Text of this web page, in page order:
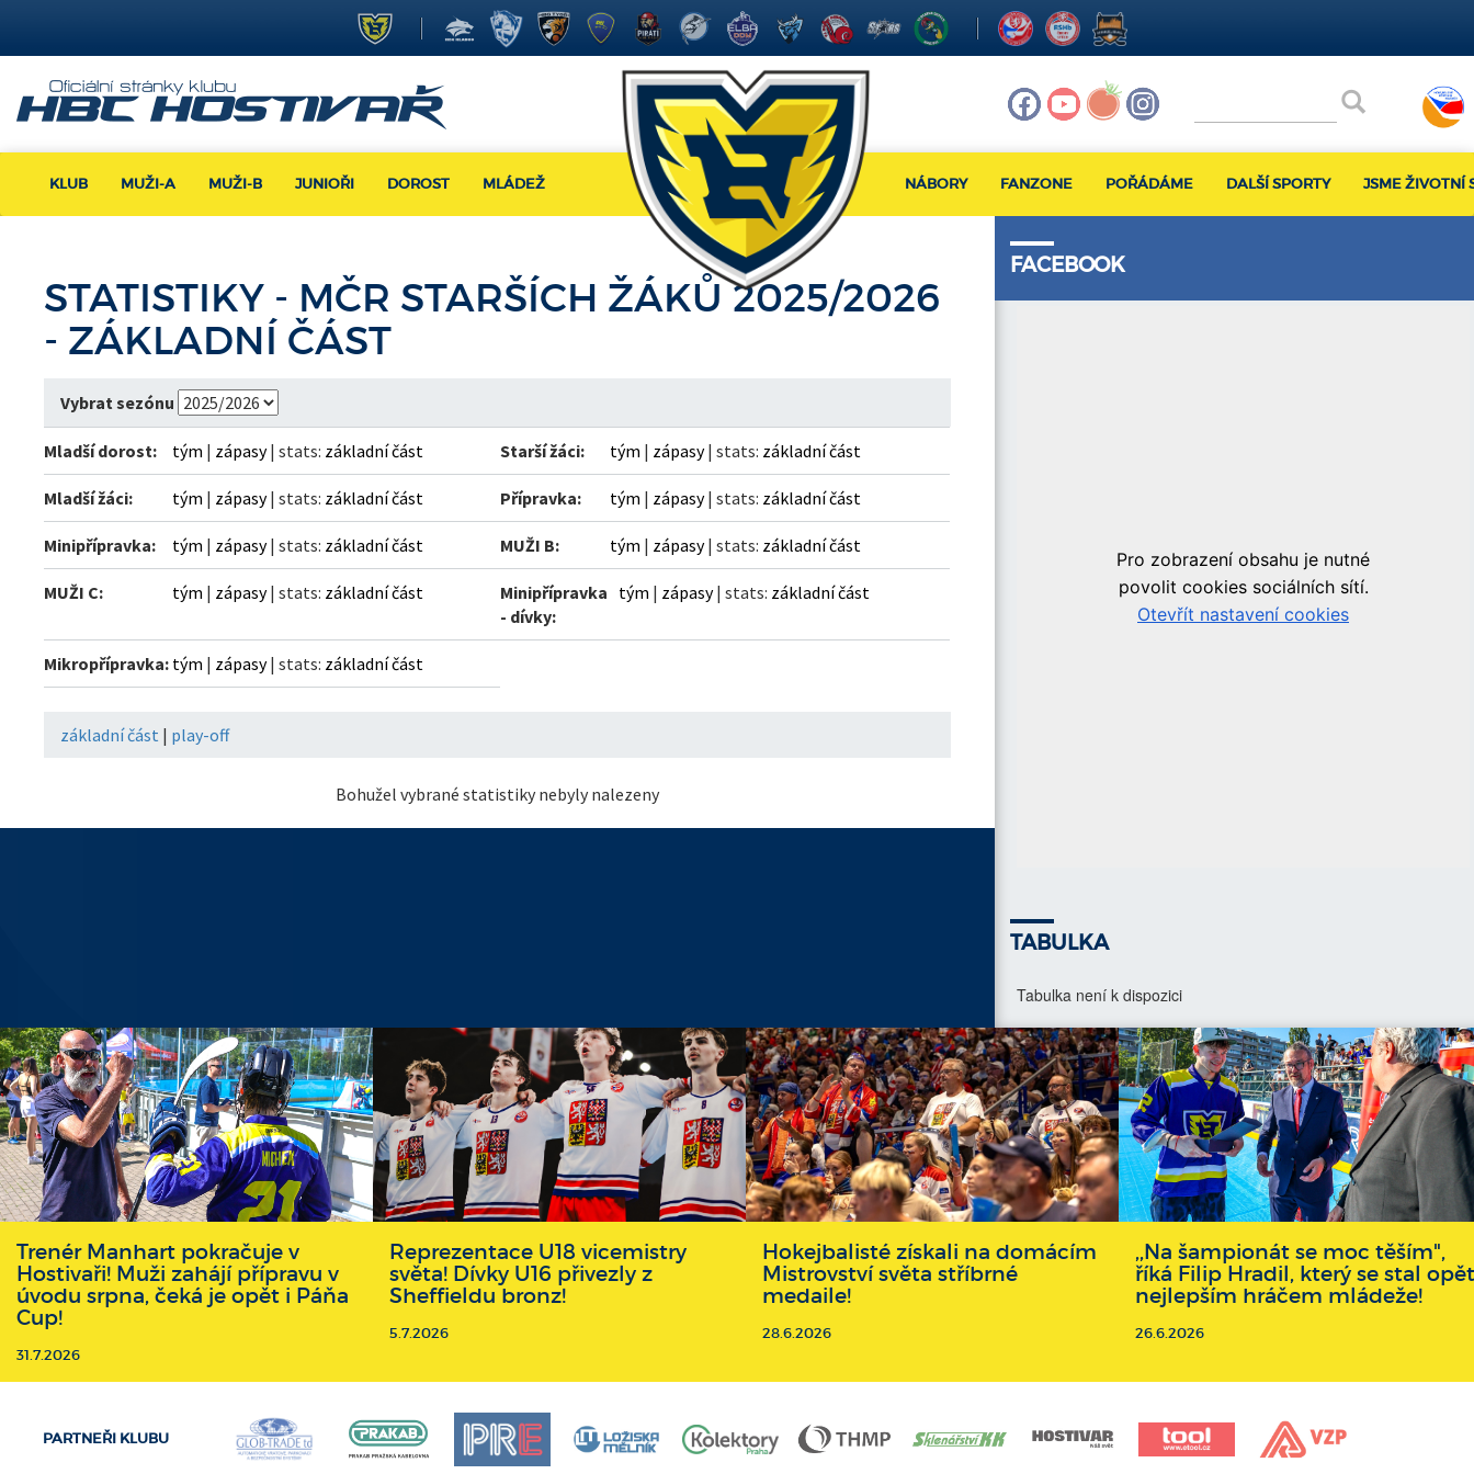
KLUB MUŽI-A MUŽI-B JUNIOŘI DOROST MLÁDEŽ NÁBORY FANZONE POŘÁDÁME DALŠÍ SPORTY JSME ŽIVOTNÍ
STATISTIKY - MČR STARŠÍCH ŽÁKŮ 2025/2026
- ZÁKLADNÍ ČÁST
Vybrat sezónu
Mladší dorost: tým | zápasy| stats: základní část Starší žáci: tým | zápasy| stats: základní část
Mladší žáci: tým | zápasy| stats: základní část Přípravka: tým | zápasy| stats: základní část
Minipřípravka: tým | zápasy| stats: základní část MUŽI B: tým | zápasy| stats: základní část
MUŽI C: tým | zápasy| stats: základní část
Minipřípravka
- dívky:
tým | zápasy| stats: základní část
Mikropřípravka: tým | zápasy| stats: základní část
základní část | play-off
Bohužel vybrané statistiky nebyly nalezeny
FACEBOOK
TABULKA
Tabulka není k dispozici
Trenér Manhart pokračuje v
Hostivaři! Muži zahájí přípravu v
úvodu srpna, čeká je opět i Páňa
Cup!
31.7.2026
Reprezentace U18 vicemistry
světa! Dívky U16 přivezly z
Sheffieldu bronz!
5.7.2026
Hokejbalisté získali na domácím
Mistrovství světa stříbrné
medaile!
28.6.2026
,,Na šampionát se moc těším",
říká Filip Hradil, který se stal opět
nejlepším hráčem mládeže!
26.6.2026
PARTNEŘI KLUBU